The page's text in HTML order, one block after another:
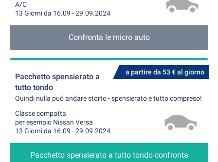
A/C
13 Giorni da 16.09 - 29.09.2024
Confronta le micro auto
a partire da 53 € al giorno
Pacchetto spensierato a
tutto tondo
Quindi nulla può andare storto - spensierato e tutto compreso!
Classe compatta
per esempio Nissan Versa
13 Giorni da 16.09 - 29.09.2024
Pacchetto spensierato a tutto tondo confronta